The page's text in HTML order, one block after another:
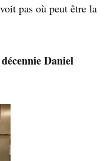
pas où peut être la
Daniel